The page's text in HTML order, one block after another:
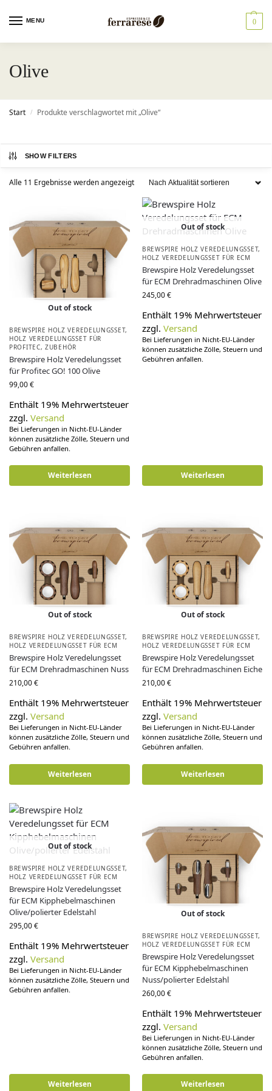
MENU 0
Olive
Start / Produkte verschlagwortet mit „Olive“
SHOW FILTERS
Alle 11 Ergebnisse werden angezeigt
Out of stock
BREWSPIRE HOLZ VEREDELUNGSSET,
HOLZ VEREDELUNGSSET FÜR
PROFITEC,ZUBEHÖR
Brewspire Holz Veredelungsset
für Profitec GO! 100 Olive
99,00€
Enthält 19% Mehrwertsteuer
zzgl. Versand
Bei Lieferungen in Nicht-EU-Länder
können zusätzliche Zölle, Steuern und
Gebühren anfallen.
Weiterlesen
Out of stock
BREWSPIRE HOLZ VEREDELUNGSSET,
HOLZ VEREDELUNGSSET FÜR ECM
Brewspire Holz Veredelungsset
für ECM Drehradmaschinen Olive
245,00€
Enthält 19% Mehrwertsteuer
zzgl. Versand
Bei Lieferungen in Nicht-EU-Länder
können zusätzliche Zölle, Steuern und
Gebühren anfallen.
Weiterlesen
Out of stock
BREWSPIRE HOLZ VEREDELUNGSSET,
HOLZ VEREDELUNGSSET FÜR ECM
Brewspire Holz Veredelungsset
für ECM Drehradmaschinen Nuss
210,00€
Enthält 19% Mehrwertsteuer
zzgl. Versand
Bei Lieferungen in Nicht-EU-Länder
können zusätzliche Zölle, Steuern und
Gebühren anfallen.
Weiterlesen
Out of stock
BREWSPIRE HOLZ VEREDELUNGSSET,
HOLZ VEREDELUNGSSET FÜR ECM
Brewspire Holz Veredelungsset
für ECM Drehradmaschinen Eiche
210,00€
Enthält 19% Mehrwertsteuer
zzgl. Versand
Bei Lieferungen in Nicht-EU-Länder
können zusätzliche Zölle, Steuern und
Gebühren anfallen.
Weiterlesen
Out of stock
BREWSPIRE HOLZ VEREDELUNGSSET,
HOLZ VEREDELUNGSSET FÜR ECM
Brewspire Holz Veredelungsset
für ECM Kipphebelmaschinen
Olive/polierter Edelstahl
295,00€
Enthält 19% Mehrwertsteuer
zzgl. Versand
Bei Lieferungen in Nicht-EU-Länder
können zusätzliche Zölle, Steuern und
Gebühren anfallen.
Weiterlesen
Out of stock
BREWSPIRE HOLZ VEREDELUNGSSET,
HOLZ VEREDELUNGSSET FÜR ECM
Brewspire Holz Veredelungsset
für ECM Kipphebelmaschinen
Nuss/polierter Edelstahl
260,00€
Enthält 19% Mehrwertsteuer
zzgl. Versand
Bei Lieferungen in Nicht-EU-Länder
können zusätzliche Zölle, Steuern und
Gebühren anfallen.
Weiterlesen